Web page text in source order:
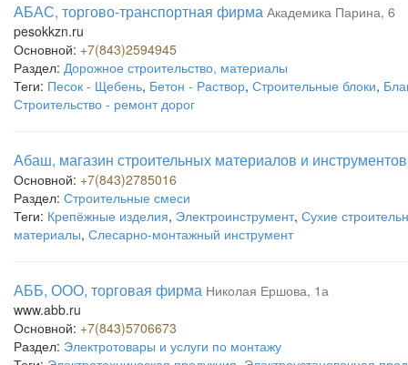
АБАС, торгово-транспортная фирма Академика Парина, 6
pesokkzn.ru
Основной: +7(843)2594945
Раздел: Дорожное строительство, материалы
Теги: Песок - Щебень, Бетон - Раствор, Строительные блоки,
Строительство - ремонт дорог
Абаш, магазин строительных материалов и инструментов
Основной: +7(843)2785016
Раздел: Строительные смеси
Теги: Крепёжные изделия, Электроинструмент, Сухие
материалы, Слесарно-монтажный инструмент
АББ, ООО, торговая фирма Николая Ершова, 1а
www.abb.ru
Основной: +7(843)5706673
Раздел: Электротовары и услуги по монтажу